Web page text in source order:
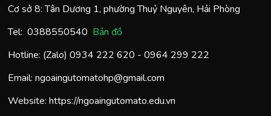
Cơ sở 8: Tân Dương 1, phường Thuỷ Nguyên, Hải Phòng
Tel: 0388550540 Bản đồ
Hotline: (Zalo) 0934 222 620 - 0964 299 222
Email: ngoaingutomatohp@gmail.com
Website: https://ngoaingutomato.edu.vn